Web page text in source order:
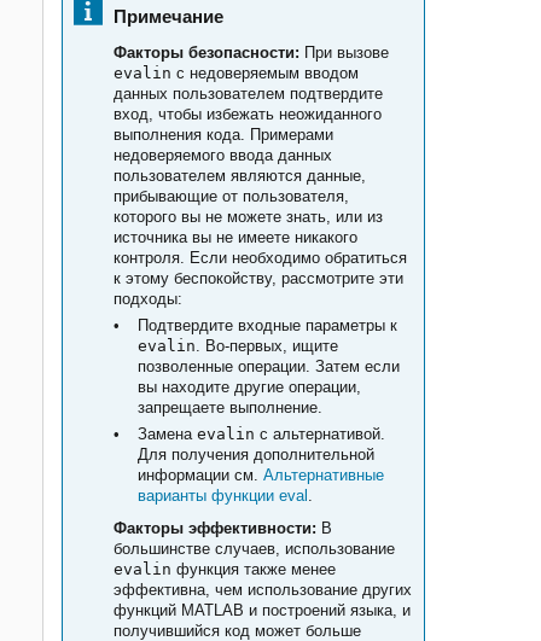
Смотрите такжеПримечание
Факторы безопасности: При вызове
evalin с недоверяемым вводом
данных пользователем подтвердите
вход, чтобы избежать неожиданного
выполнения кода. Примерами
недоверяемого ввода данных
пользователем являются данные,
прибывающие от пользователя,
которого вы не можете знать, или из
источника вы не имеете никакого
контроля. Если необходимо обратиться
к этому беспокойству, рассмотрите эти
подходы:
Подтвердите входные параметры к
evalin. Во-первых, ищите
позволенные операции. Затем если
вы находите другие операции,
запрещаете выполнение.
Замена evalin с альтернативой.
Для получения дополнительной
информации см. Альтернативные
варианты функции eval .
Факторы эффективности: В
большинстве случаев, использование
evalin функция также менее
эффективна, чем использование других
функций MATLAB и построений языка, и
получившийся код может больше